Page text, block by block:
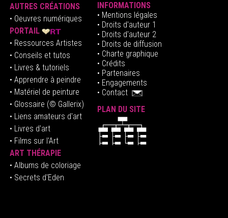
AUTRES CRÉATIONS
• Oeuvres numériques
PORTAIL
• Ressources Artistes
• Conseils et tutos
• Livres & tutoriels
• Apprendre à peindre
• Matériel de peinture
• Glossaire (© Gallerix)
• Liens amateurs d'art
• Livres d'art
• Films sur l'Art
ART THÉRAPIE
• Albums de coloriage
• Secrets d'Eden
INFORMATIONS
• Mentions légales
• Droits d'auteur1
• Droits d'auteur 2
• Droits de diffusion
• Charte graphique
• Crédits
• Partenaires
• Engagements
• Contact
PLAN DU SITE